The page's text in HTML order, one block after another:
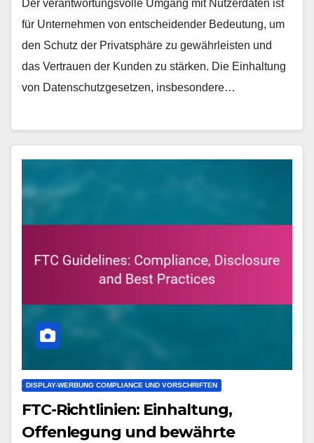
Der verantwortungsvolle Umgang mit Nutzerdaten ist
für Unternehmen von entscheidender Bedeutung, um
den Schutz der Privatsphäre zu gewährleisten und
das Vertrauen der Kunden zu stärken. Die Einhaltung
von Datenschutzgesetzen, insbesondere…
DISPLAY-WERBUNG COMPLIANCE UND VORSCHRIFTEN
FTC-Richtlinien: Einhaltung,
Offenlegung und bewährte